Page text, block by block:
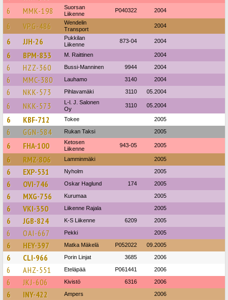
6 MMK-198
Suorsan
Liikenne
P040322 2004
6 VPG-486
Wendelin
Transport
2004
6 JJH-26
Pukkilan
Liikenne
873-04 2004
6 BPM-833 M. Raittinen 2004
6 HZZ-360 Bussi-Manninen 9944 2004
6 MMC-380 Lauhamo 3140 2004
6 NKK-573 Pihlavamäki 3110 05.2004
6 NKK-573
L-l. J. Salonen
Oy
3110 05.2004
6 KBF-712 Tokee 2005
6 GGN-584 Rukan Taksi 2005
6 FHA-100
Ketosen
Liikenne
943-05 2005
6 RMZ-806 Lamminmäki 2005
6 EXP-531 Nyholm 2005
6 OVI-746 Oskar Haglund 174 2005
6 MXG-756 Kurumaa 2005
6 VKI-350 Liikenne Rajala 2005
6 JGB-824 K-S Liikenne 6209 2005
6 OAI-667 Pekki 2005
6 HEY-397 Matka Mäkelä P052022 09.2005
6 CLI-966 Porin Linjat 3685 2006
6 AHZ-551 Eteläpää P061441 2006
6 JKJ-606 Kivistö 6316 2006
6 INY-422 Ampers 2006